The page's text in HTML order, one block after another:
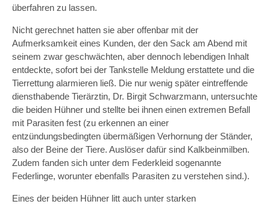
überfahren zu lassen.
Nicht gerechnet hatten sie aber offenbar mit der
Aufmerksamkeit eines Kunden, der den Sack am Abend mit
seinem zwar geschwächten, aber dennoch lebendigen Inhalt
entdeckte, sofort bei der Tankstelle Meldung erstattete und die
Tierrettung alarmieren ließ. Die nur wenig später eintreffende
diensthabende Tierärztin, Dr. Birgit Schwarzmann, untersuchte
die beiden Hühner und stellte bei ihnen einen extremen Befall
mit Parasiten fest (zu erkennen an einer
entzündungsbedingten übermäßigen Verhornung der Ständer,
also der Beine der Tiere. Auslöser dafür sind Kalkbeinmilben.
Zudem fanden sich unter dem Federkleid sogenannte
Federlinge, worunter ebenfalls Parasiten zu verstehen sind.).
Eines der beiden Hühner litt auch unter starken